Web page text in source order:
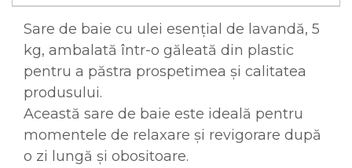
Sare de baie cu ulei esențial de lavandă, 5
kg, ambalată într-o găleată din plastic
pentru a păstra prospetimea și calitatea
produsului.
Această sare de baie este ideală pentru
momentele de relaxare și revigorare după
o zi lungă și obositoare.